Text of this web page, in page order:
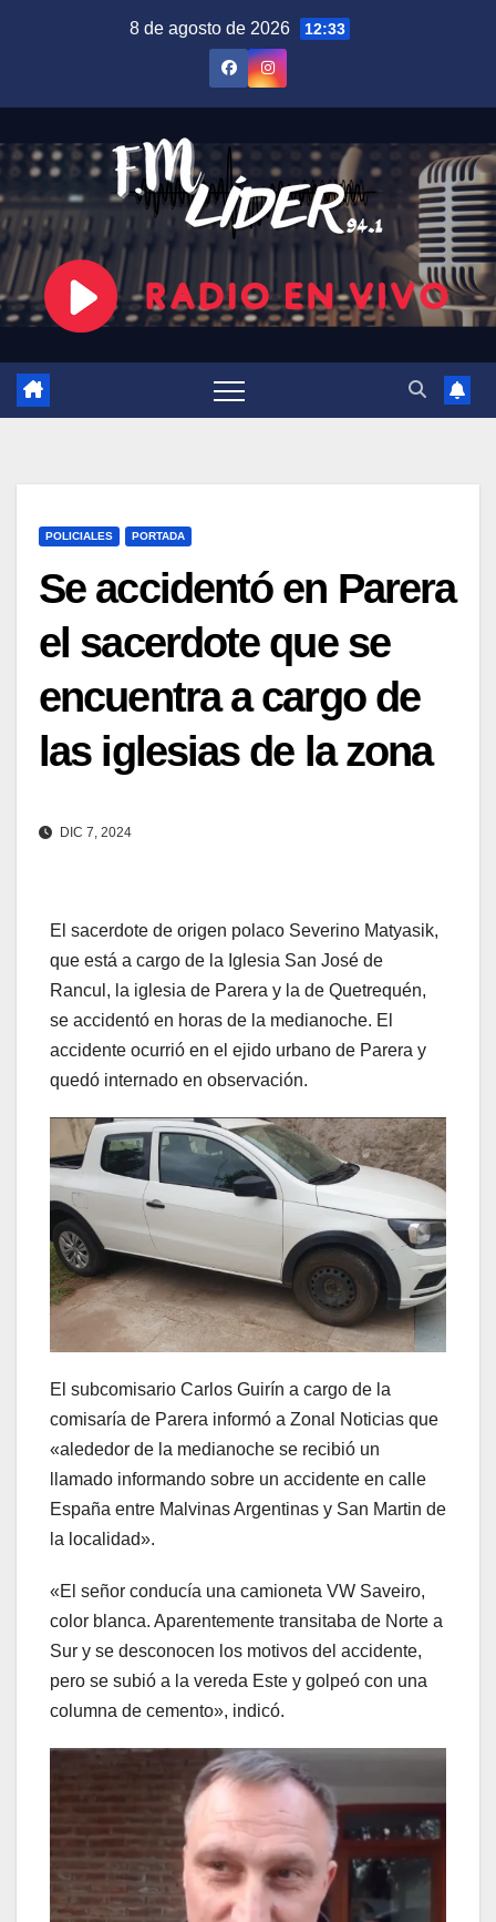
8 de agosto de 2026 12:33
POLICIALES PORTADA
Se accidentó en Parera
el sacerdote que se
encuentra a cargo de
las iglesias de la zona
DIC 7, 2024
El sacerdote de origen polaco Severino Matyasik,
que está a cargo de la Iglesia San José de
Rancul, la iglesia de Parera y la de Quetrequén,
se accidentó en horas de la medianoche. El
accidente ocurrió en el ejido urbano de Parera y
quedó internado en observación.
El subcomisario Carlos Guirín a cargo de la
comisaría de Parera informó a Zonal Noticias que
«alededor de la medianoche se recibió un
llamado informando sobre un accidente en calle
España entre Malvinas Argentinas y San Martin de
la localidad».
«El señor conducía una camioneta VW Saveiro,
color blanca. Aparentemente transitaba de Norte a
Sur y se desconocen los motivos del accidente,
pero se subió a la vereda Este y golpeó con una
columna de cemento», indicó.